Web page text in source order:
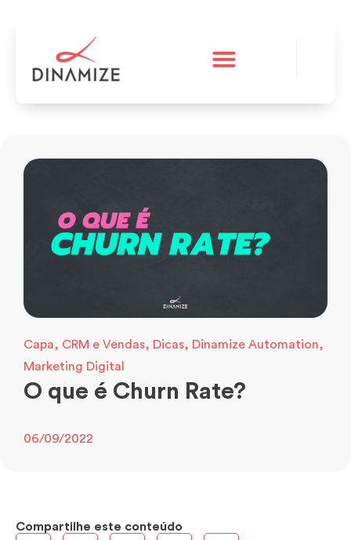
Capa, CRM e Vendas, Dicas, Dinamize Automation,
Marketing Digital
O que é Churn Rate?
06/09/2022
Compartilhe este conteúdo